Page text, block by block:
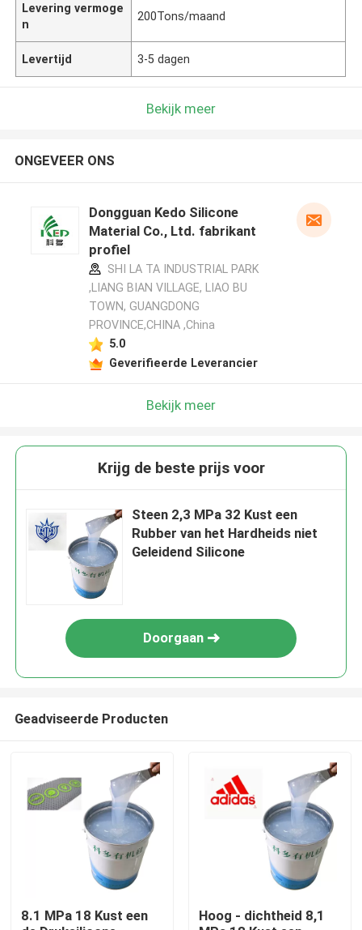
Levering vermoge
n
200Tons/maand
Levertijd 3-5 dagen
Bekijk meer
ONGEVEER ONS
Dongguan Kedo Silicone
Material Co., Ltd. fabrikant
profiel
SHI LA TA INDUSTRIAL PARK
,LIANG BIAN VILLAGE, LIAO BU
TOWN, GUANGDONG
PROVINCE,CHINA ,China
5.0
Geverifieerde Leverancier
Bekijk meer
Krijg de beste prijs voor
Steen 2,3 MPa 32 Kust een
Rubber van het Hardheids niet
Geleidend Silicone
Doorgaan
Geadviseerde Producten
8.1 MPa 18 Kust een
Hoog - dichtheid 8,1